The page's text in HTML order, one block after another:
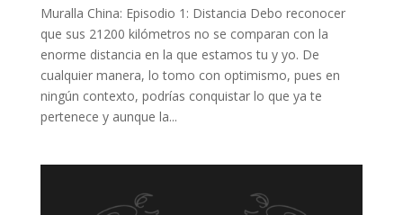
Muralla China: Episodio 1: Distancia Debo reconocer
que sus 21200 kilómetros no se comparan con la
enorme distancia en la que estamos tu y yo. De
cualquier manera, lo tomo con optimismo, pues en
ningún contexto, podrías conquistar lo que ya te
pertenece y aunque la...